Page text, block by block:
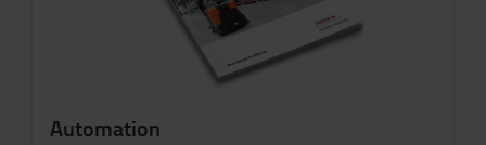
Automation